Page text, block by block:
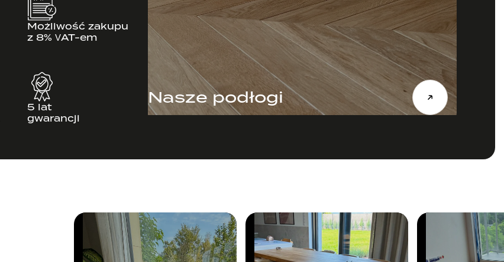
Możliwość zakupu
z 8% VAT-em
5 lat
gwarancji
Nasze podłogi